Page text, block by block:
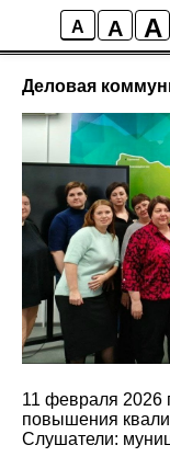
A A A
Деловая
11 февраля 2026
повышения
Слушатели: